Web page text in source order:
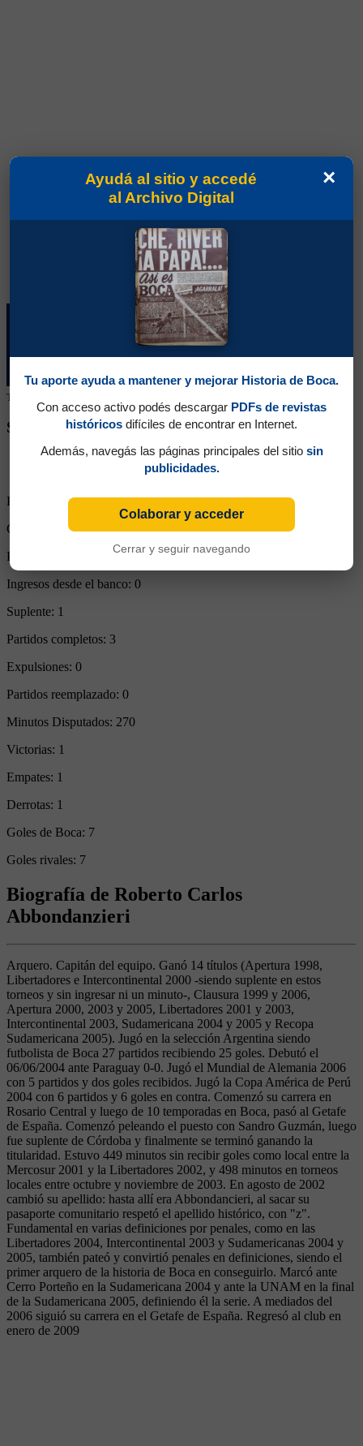
Tu colaboración ayuda a mantener este archivo histórico en línea
SEGUINOS EN REDES SOCIALES
Partidos Jugados:3
Goles Convertidos:0 (0.00)
Partidos de titular:
Ingresos desde el banco: 0
Suplente: 1
Partidos completos: 3
Expulsiones: 0
Partidos reemplazado: 0
Minutos Disputados: 270
Victorias: 1
Empates: 1
Derrotas: 1
Goles de Boca: 7
Goles rivales: 7
Biografía de Roberto Carlos
Abbondanzieri
Arquero. Capitán del equipo. Ganó 14 títulos (Apertura 1998,
Libertadores e Intercontinental 2000 -siendo suplente en estos
torneos y sin ingresar ni un minuto-, Clausura 1999 y 2006,
Apertura 2000, 2003 y 2005, Libertadores 2001 y 2003,
Intercontinental 2003, Sudamericana 2004 y 2005 y Recopa
Sudamericana 2005). Jugó en la selección Argentina siendo
futbolista de Boca 27 partidos recibiendo 25 goles. Debutó el
06/06/2004 ante Paraguay 0-0. Jugó el Mundial de Alemania 2006
con 5 partidos y dos goles recibidos. Jugó la Copa América de Perú
2004 con 6 partidos y 6 goles en contra. Comenzó su carrera en
Rosario Central y luego de 10 temporadas en Boca, pasó al Getafe
de España. Comenzó peleando el puesto con Sandro Guzmán, luego
fue suplente de Córdoba y finalmente se terminó ganando la
titularidad. Estuvo 449 minutos sin recibir goles como local entre la
Mercosur 2001 y la Libertadores 2002, y 498 minutos en torneos
locales entre octubre y noviembre de 2003. En agosto de 2002
cambió su apellido: hasta allí era Abbondancieri, al sacar su
pasaporte comunitario respetó el apellido histórico, con "z".
Fundamental en varias definiciones por penales, como en las
Libertadores 2004, Intercontinental 2003 y Sudamericanas 2004 y
2005, también pateó y convirtió penales en definiciones, siendo el
primer arquero de la historia de Boca en conseguirlo. Marcó ante
Cerro Porteño en la Sudamericana 2004 y ante la UNAM en la final
de la Sudamericana 2005, definiendo él la serie. A mediados del
2006 siguió su carrera en el Getafe de España. Regresó al club en
enero de 2009
×
Ayudá al sitio y accedé
al Archivo Digital
Tu aporte ayuda a mantener y mejorar Historia de Boca.
Con acceso activo podés descargar PDFs de revistas
históricos difíciles de encontrar en Internet.
Además, navegás las páginas principales del sitio sin
publicidades.
Colaborar y acceder
Cerrar y seguir navegando